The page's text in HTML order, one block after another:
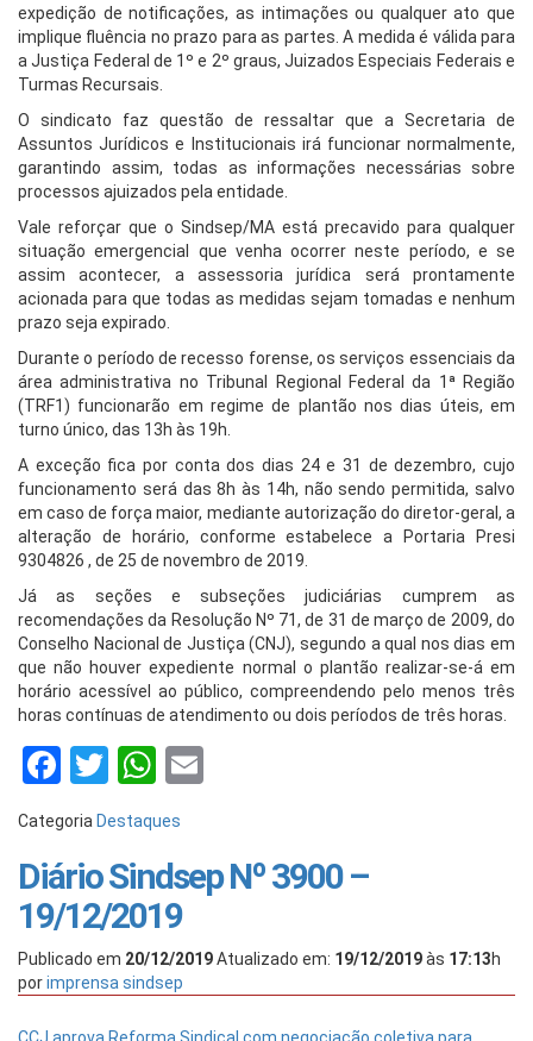
expedição de notificações, as intimações ou qualquer ato que
implique fluência no prazo para as partes. A medida é válida para
a Justiça Federal de 1º e 2º graus, Juizados Especiais Federais e
Turmas Recursais.
O sindicato faz questão de ressaltar que a Secretaria de
Assuntos Jurídicos e Institucionais irá funcionar normalmente,
garantindo assim, todas as informações necessárias sobre
processos ajuizados pela entidade.
Vale reforçar que o Sindsep/MA está precavido para qualquer
situação emergencial que venha ocorrer neste período, e se
assim acontecer, a assessoria jurídica será prontamente
acionada para que todas as medidas sejam tomadas e nenhum
prazo seja expirado.
Durante o período de recesso forense, os serviços essenciais da
área administrativa no Tribunal Regional Federal da 1ª Região
(TRF1) funcionarão em regime de plantão nos dias úteis, em
turno único, das 13h às 19h.
A exceção fica por conta dos dias 24 e 31 de dezembro, cujo
funcionamento será das 8h às 14h, não sendo permitida, salvo
em caso de força maior, mediante autorização do diretor-geral, a
alteração de horário, conforme estabelece a Portaria Presi
9304826 , de 25 de novembro de 2019.
Já as seções e subseções judiciárias cumprem as
recomendações da Resolução Nº 71, de 31 de março de 2009, do
Conselho Nacional de Justiça (CNJ), segundo a qual nos dias em
que não houver expediente normal o plantão realizar-se-á em
horário acessível ao público, compreendendo pelo menos três
horas contínuas de atendimento ou dois períodos de três horas.
Facebook
TwitterWhatsApp
Categoria Destaques
Diário Sindsep Nº 3900 –
19/12/2019
Publicado em 20/12/2019Atualizado em: 19/12/2019às 17:13h
porimprensa sindsep